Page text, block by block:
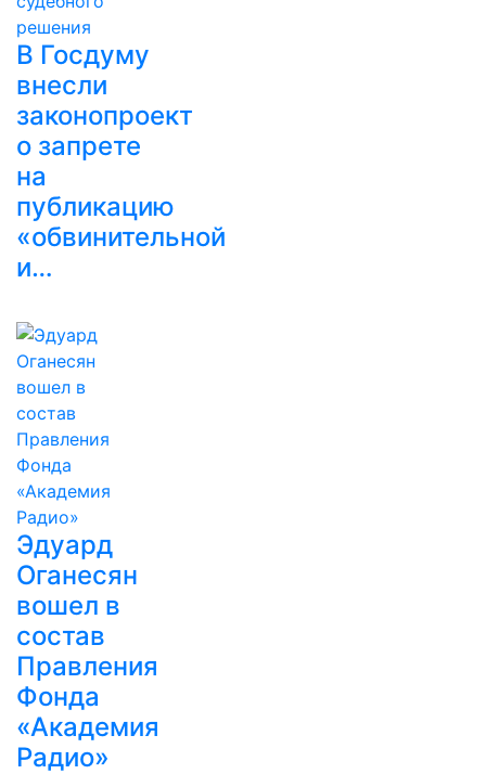
В Госдуму
внесли
законопроект
о запрете
на
публикацию
«обвинительной
и…
Эдуард
Оганесян
вошел в
состав
Правления
Фонда
«Академия
Радио»